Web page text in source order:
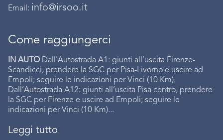
Email: info@irsoo.it
Come raggiungerci
IN AUTODall'Autostrada A1: giunti all’uscita Firenze-
Scandicci, prendere la SGC per Pisa-Livorno e uscire ad
Empoli; seguire le indicazioni per Vinci (10 Km).
Dall’Autostrada A12: giunti all’uscita Pisa centro, prendere
la SGC per Firenze e uscire ad Empoli; seguire le
indicazioni per Vinci (10 Km)...
Leggi tutto